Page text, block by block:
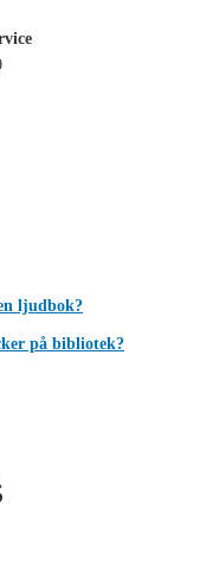
ljudbok?
på bibliotek?